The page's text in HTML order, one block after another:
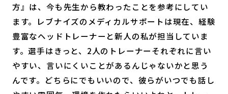
方』は、今も先生から教わったことを参考にしてい
ます。レブナイズのメディカルサポートは現在、経験
豊富なヘッドトレーナーと新人の私が担当していま
す。選手はきっと、2人のトレーナーそれぞれに言い
やすい、言いにくいことがあるんじゃないかと思う
んです。どちらにでもいいので、彼らがいつでも話し